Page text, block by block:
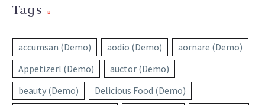
Tags
accumsan (Demo) aodio (Demo)
aornare (Demo)
Appetizerl (Demo)
auctor (Demo)
beauty (Demo)
Delicious Food (Demo)